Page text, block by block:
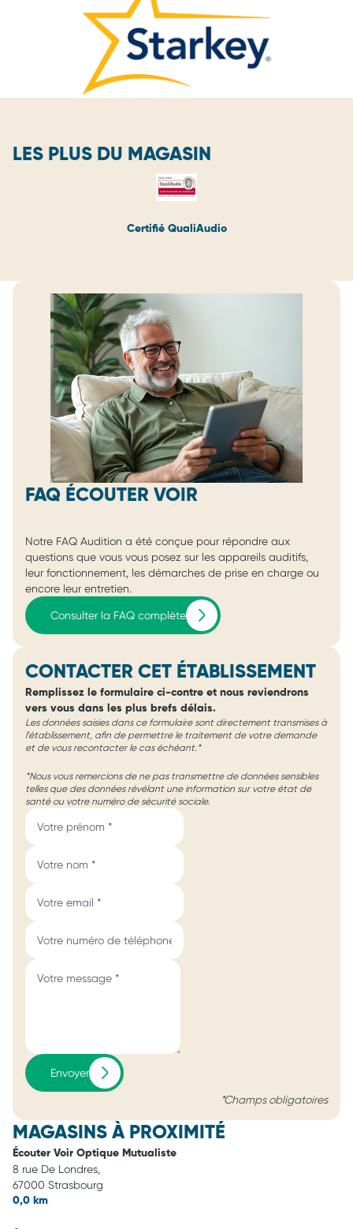
LES PLUS DU MAGASIN
Certifié QualiAudio
FAQ ÉCOUTER VOIR
Notre FAQ Audition a été conçue pour répondre aux
questions que vous vous posez sur les appareils auditifs,
leur fonctionnement, les démarches de prise en charge ou
encore leur entretien.
Consulter la FAQ complète
CONTACTER CET ÉTABLISSEMENT
Remplissez le formulaire ci-contre et nous reviendrons
vers vous dans les plus brefs délais.
Les données saisies dans ce formulaire sont directement transmises à
l'établissement, afin de permettre le traitement de votre demande
et de vous recontacter le cas échéant.*
*Nous vous remercions de ne pas transmettre de données sensibles
telles que des données révélant une information sur votre état de
santé ou votre numéro de sécurité sociale.
Envoyer
*Champs obligatoires
MAGASINS À PROXIMITÉ
Écouter Voir Optique Mutualiste
8 rue De Londres,
67000 Strasbourg
0,0 km